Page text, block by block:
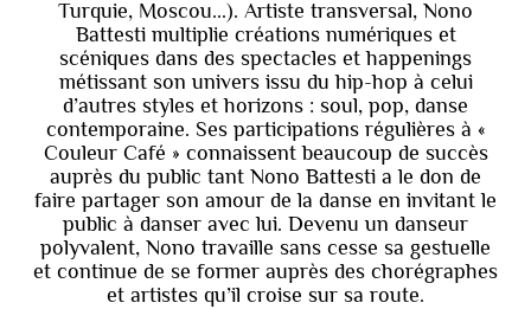
Turquie, Moscou...). Artiste transversal, Nono
Battesti multiplie créations numériques et
scéniques dans des spectacles et happenings
métissant son univers issu du hip-hop à celui
d’autres styles et horizons : soul, pop, danse
contemporaine. Ses participations régulières à «
Couleur Café » connaissent beaucoup de succès
auprès du public tant Nono Battesti a le don de
faire partager son amour de la danse en invitant le
public à danser avec lui. Devenu un danseur
polyvalent, Nono travaille sans cesse sa gestuelle
et continue de se former auprès des chorégraphes
et artistes qu’il croise sur sa route.